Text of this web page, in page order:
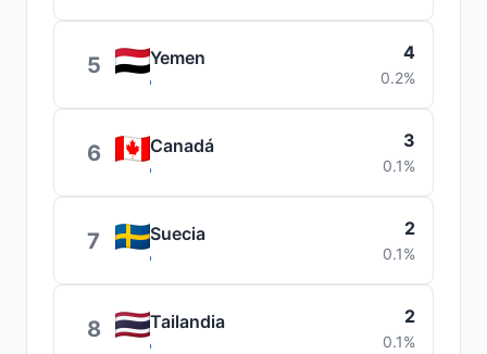
5 Yemen 4
0.2%
6 Canadá 3
0.1%
7 Suecia 2
0.1%
8 Tailandia 2
0.1%